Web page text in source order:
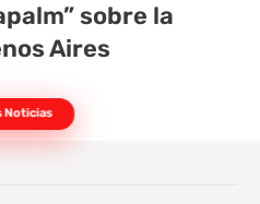
sobre la
Aires
Noticias